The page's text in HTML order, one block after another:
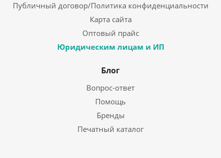
Публичный договор/Политика конфиденциальности
Карта сайта
Оптовый прайс
Юридическим лицам и ИП
Блог
Вопрос-ответ
Помощь
Бренды
Печатный каталог